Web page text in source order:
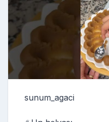
sunum_agaci